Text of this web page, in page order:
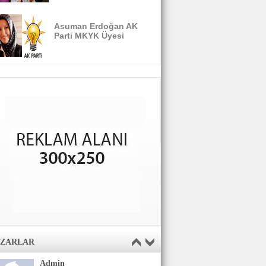
Asuman Erdoğan AK
Parti MKYK Üyesi
Admin